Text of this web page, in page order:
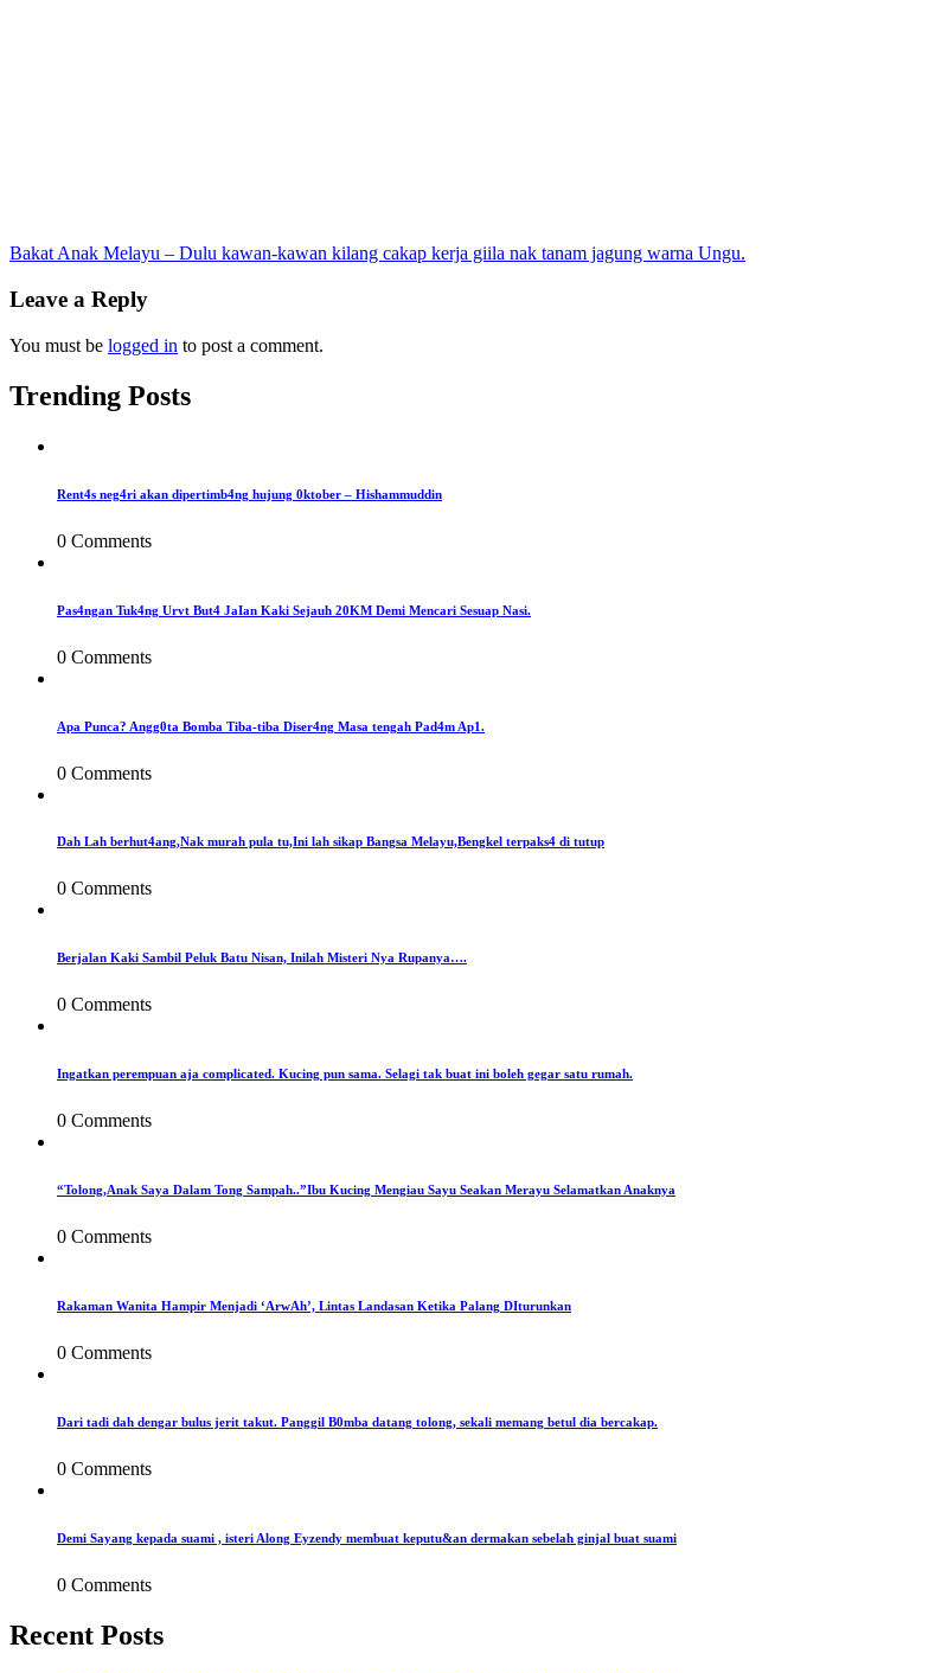
Post
navigation
Bakat Anak Melayu – Dulu kawan-kawan kilang cakap kerja giila nak tanam jagung warna Ungu.
Leave a Reply
You must be logged in to post a comment.
Trending Posts
Rent4s neg4ri akan dipertimb4ng hujung 0ktober – Hishammuddin
0 Comments
Pas4ngan Tuk4ng Urvt But4 JaIan Kaki Sejauh 20KM Demi Mencari Sesuap Nasi.
0 Comments
Apa Punca? Angg0ta Bomba Tiba-tiba Diser4ng Masa tengah Pad4m Ap1.
0 Comments
Dah Lah berhut4ang,Nak murah pula tu,Ini lah sikap Bangsa Melayu,Bengkel terpaks4 di tutup
0 Comments
Berjalan Kaki Sambil Peluk Batu Nisan, Inilah Misteri Nya Rupanya….
0 Comments
Ingatkan perempuan aja complicated. Kucing pun sama. Selagi tak buat ini boleh gegar satu rumah.
0 Comments
“Tolong,Anak Saya Dalam Tong Sampah..”Ibu Kucing Mengiau Sayu Seakan Merayu Selamatkan Anaknya
0 Comments
Rakaman Wanita Hampir Menjadi ‘ArwAh’, Lintas Landasan Ketika Palang DIturunkan
0 Comments
Dari tadi dah dengar bulus jerit takut. Panggil B0mba datang tolong, sekali memang betul dia bercakap.
0 Comments
Demi Sayang kepada suami , isteri Along Eyzendy membuat keputu&an dermakan sebelah ginjal buat suami
0 Comments
Recent Posts